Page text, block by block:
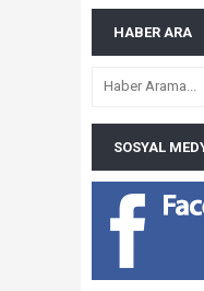
HABER ARA
SOSYAL